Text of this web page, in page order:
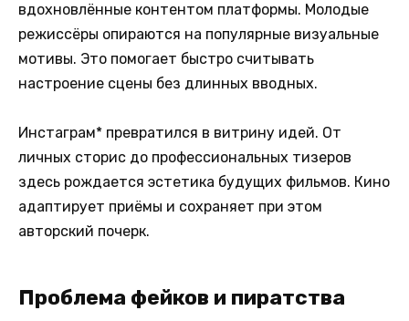
вдохновлённые контентом платформы. Молодые
режиссёры опираются на популярные визуальные
мотивы. Это помогает быстро считывать
настроение сцены без длинных вводных.
Инстаграм* превратился в витрину идей. От
личных сторис до профессиональных тизеров
здесь рождается эстетика будущих фильмов. Кино
адаптирует приёмы и сохраняет при этом
авторский почерк.
Проблема фейков и пиратства